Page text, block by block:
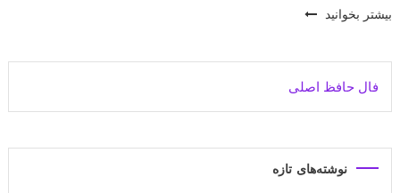
بیشتر بخوانید
فال حافظ اصلی
نوشته‌های تازه